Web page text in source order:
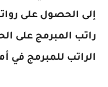
إلى الحصول على
راتب المبرمج على
الراتب للمبرمج في أمريكا هو 84،280